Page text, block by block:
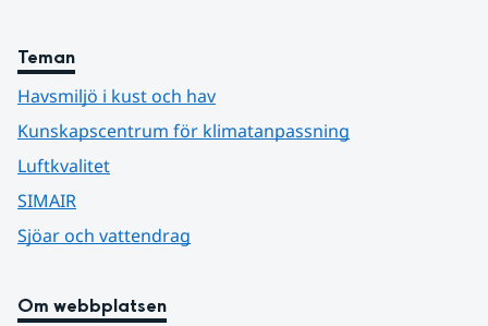
Teman
Havsmiljö i kust och hav
Kunskapscentrum för klimatanpassning
Luftkvalitet
SIMAIR
Sjöar och vattendrag
Om webbplatsen